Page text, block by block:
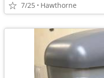
7/25 Hawthorne